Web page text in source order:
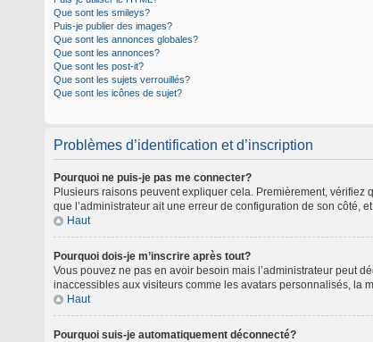
Que sont les smileys?
Puis-je publier des images?
Que sont les annonces globales?
Que sont les annonces?
Que sont les post-it?
Que sont les sujets verrouillés?
Que sont les icônes de sujet?
Problèmes d’identification et d’inscription
Pourquoi ne puis-je pas me connecter?
Plusieurs raisons peuvent expliquer cela. Premièrement, vérifiez
que l’administrateur ait une erreur de configuration de son côté,
Haut
Pourquoi dois-je m’inscrire après tout?
Vous pouvez ne pas en avoir besoin mais l’administrateur peut
inaccessibles aux visiteurs comme les avatars personnalisés, la
Haut
Pourquoi suis-je automatiquement déconnecté?